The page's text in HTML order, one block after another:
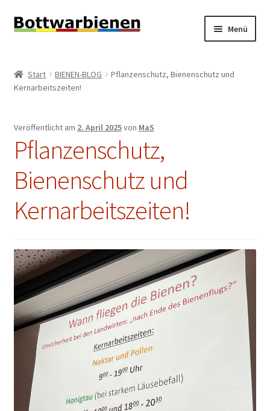
Zur
Zum
Menü
SHOP
INFORMATIONEN
KONTAKT
IMPRESSUM
Start BIENEN-BLOG
Pflanzenschutz, Bienenschutz und
Kernarbeitszeiten!
Veröffentlicht am 2. April 2025von MaS
Pflanzenschutz,
Bienenschutz und
Kernarbeitszeiten!